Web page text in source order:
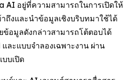
AI อยู่ที่ความสามารถในการเปิดให้
ถึงและนำข้อมูลเชิงบริบทมาใช้ได้
ข้อมูลดังกล่าวสามารถโต้ตอบได้
ละแบบจำลองเฉพาะงาน ผ่าน
บเปิด